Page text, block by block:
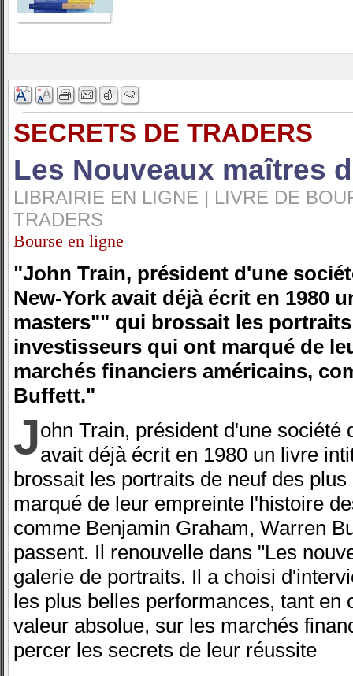
SECRETS DE TRADERS
Les Nouveaux maîtres
LIBRAIRIE EN LIGNE | LIVRE DE
TRADERS
Bourse en ligne
"John Train, président d'une
New-York avait déjà écrit en 1980
masters"" qui brossait les
investisseurs qui ont marqué de
marchés financiers américains,
Buffett."
John Train, président d'une
avait déjà écrit en 1980 un livre
brossait les portraits de neuf des
marqué de leur empreinte l'histoire
comme Benjamin Graham, Warren
passent. Il renouvelle dans "Les
galerie de portraits. Il a choisi
les plus belles performances, tant en
valeur absolue, sur les marchés
percer les secrets de leur réussite